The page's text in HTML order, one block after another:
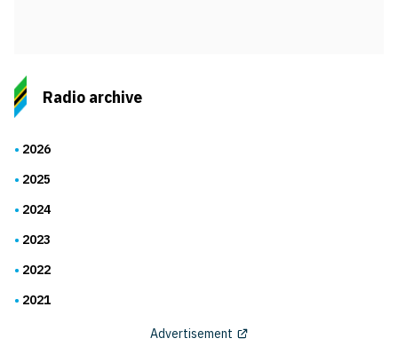
Radio archive
2026
2025
2024
2023
2022
2021
Advertisement